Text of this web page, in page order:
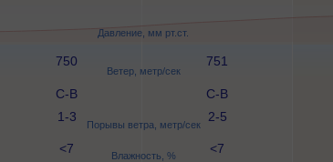
Давление, мм рт.ст.
Ветер, метр/сек
Порывы ветра, метр/сек
Влажность, %
750 751
С-В
1-3
С-В
2-5
<7 <7